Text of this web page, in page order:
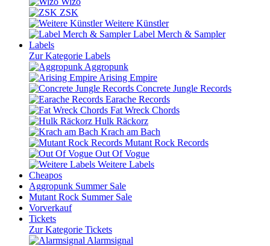
ZSK
Weitere Künstler
Label Merch & Sampler
Labels
Zur Kategorie Labels
Aggropunk
Arising Empire
Concrete Jungle Records
Earache Records
Fat Wreck Chords
Hulk Räckorz
Krach am Bach
Mutant Rock Records
Out Of Vogue
Weitere Labels
Cheapos
Aggropunk Summer Sale
Mutant Rock Summer Sale
Vorverkauf
Tickets
Zur Kategorie Tickets
Alarmsignal